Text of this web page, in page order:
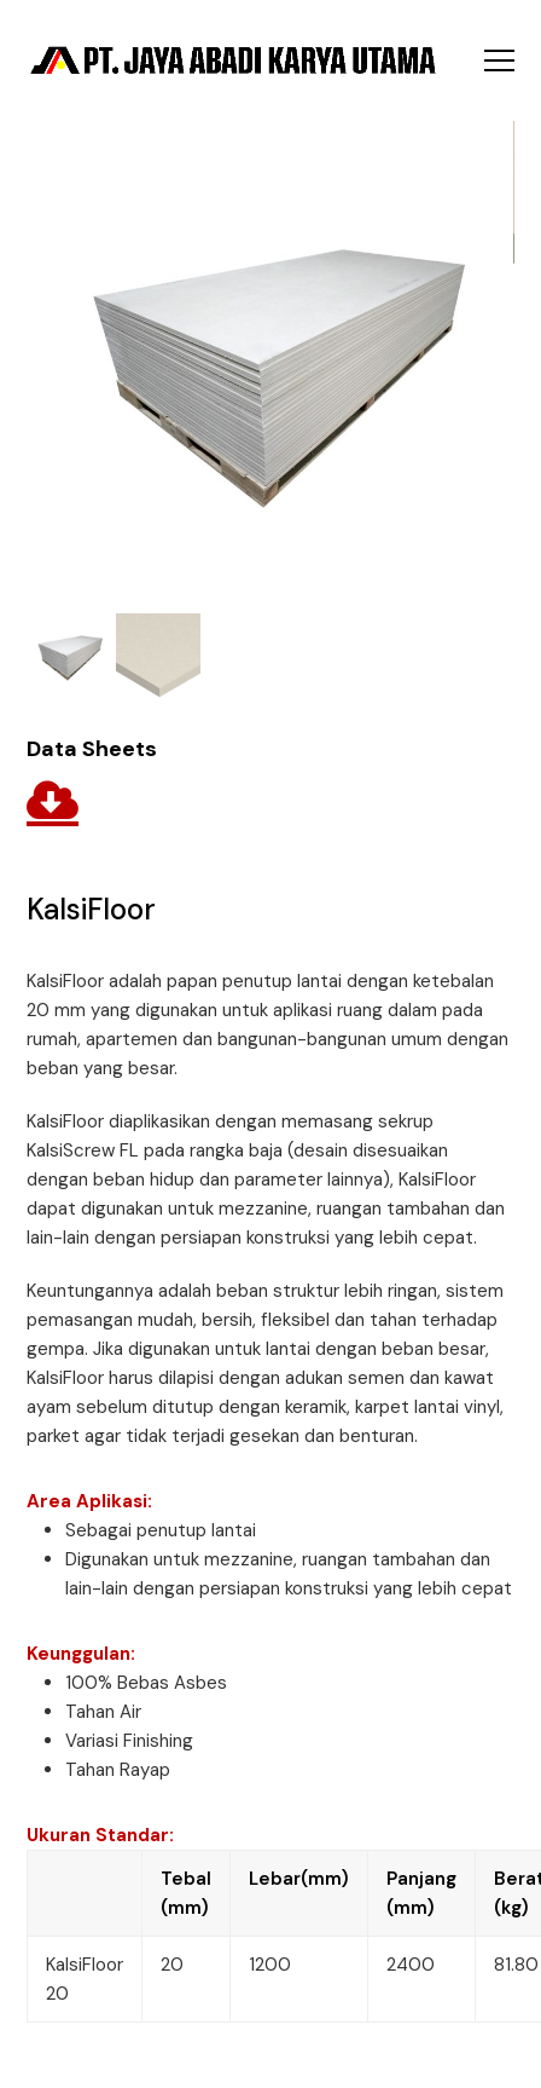
Data Sheets
KalsiFloor
KalsiFloor adalah papan penutup lantai dengan ketebalan
20 mm yang digunakan untuk aplikasi ruang dalam pada
rumah, apartemen dan bangunan-bangunan umum dengan
beban yang besar.
KalsiFloor diaplikasikan dengan memasang sekrup
KalsiScrew FL pada rangka baja (desain disesuaikan
dengan beban hidup dan parameter lainnya), KalsiFloor
dapat digunakan untuk mezzanine, ruangan tambahan dan
lain-lain dengan persiapan konstruksi yang lebih cepat.
Keuntungannya adalah beban struktur lebih ringan, sistem
pemasangan mudah, bersih, fleksibel dan tahan terhadap
gempa. Jika digunakan untuk lantai dengan beban besar,
KalsiFloor harus dilapisi dengan adukan semen dan kawat
ayam sebelum ditutup dengan keramik, karpet lantai vinyl,
parket agar tidak terjadi gesekan dan benturan.
Area Aplikasi:
Sebagai penutup lantai
Digunakan untuk mezzanine, ruangan tambahan dan
lain-lain dengan persiapan konstruksi yang lebih cepat
Keunggulan:
100% Bebas Asbes
Tahan Air
Variasi Finishing
Tahan Rayap
Ukuran Standar:
Tebal
(mm)
Lebar(mm)
Panjang
(mm)
(kg)
KalsiFloor
20
20 1200 2400 81.80